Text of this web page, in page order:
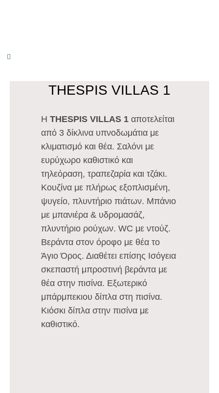
THESPIS VILLAS 1
Η THESPIS VILLAS 1 αποτελείται
από 3 δίκλινα υπνοδωμάτια με
κλιματισμό και θέα. Σαλόνι με
ευρύχωρο καθιστικό και
τηλεόραση, τραπεζαρία και τζάκι.
Κουζίνα με πλήρως εξοπλισμένη,
ψυγείο, πλυντήριο πιάτων. Μπάνιο
με μπανιέρα & υδρομασάζ,
πλυντήριο ρούχων. WC με ντούζ.
Βεράντα στον όροφο με θέα το
Άγιο Όρος. Διαθέτει επίσης Ισόγεια
σκεπαστή μπροστινή βεράντα με
θέα στην πισίνα. Εξωτερικό
μπάρμπεκιου δίπλα στη πισίνα.
Κιόσκι δίπλα στην πισίνα με
καθιστικό.